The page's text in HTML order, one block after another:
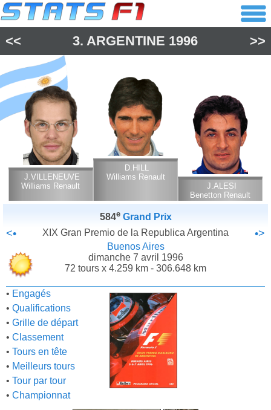
<< 3.ARGENTINE 1996 >>
J.VILLENEUVE
Williams Renault
D.HILL
Williams Renault
J.ALESI
Benetton Renault
584e Grand Prix
<• XIX Gran Premio de la Republica Argentina •>
Buenos Aires
dimanche 7 avril 1996
72 tours x 4.259 km - 306.648 km
• Engagés
• Qualifications
• Grille de départ
• Classement
• Tours en tête
• Meilleurs tours
• Tour par tour
• Championnat